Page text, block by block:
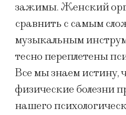
зажимы. Женский
сравнить с самым
музыкальным
тесно переплетены
Все мы знаем истину,
физические болезни
нашего